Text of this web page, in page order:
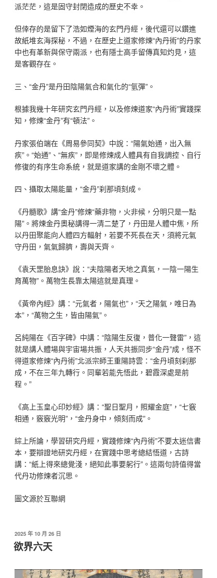
派茫茫，這是固守封閉造成的歷史不幸。
但倖存的是留下了浩如煙海的玄門丹經，後代還可以鑽進
故紙堆玄海探秘，不過，在歷史上道家修煉“內丹術”的丹家
中也有革新與保守兩派，也有隱士高手留傳真知灼見，這
是客觀存在。
三、“金丹”是丹田陰陽氣合和氣化的“氫彈”。
根據我幾十年研究玄門丹經，以及修煉道家“內丹術”實踐探
知，修煉“金丹”有“頓法”。
丹家張伯端在《周易參同契》中說：“陽氣始通，出入無
疾”。“始通”、“無疾”，即是修煉成人體具有自我調控、自行
修復的有序生命系統，就是道家講的金剛不壞之體。
四、攝取太陽能量，“金丹”刹那頃刻成。
《丹髓歌》講“金丹”修煉“藥非物，火非候，分明只是一點
陽”。將煉金丹奧秘講得一清二楚了，丹田是人體中焦，所
以丹田聚能向人體四方輻射，若要不死長在天，須將元氣
守丹田，氣氣歸臍，壽與天齊。
《袁天罡胎息訣》說：“夫陰陽者天地之真氣，一陰一陽生
育萬物”。萬物生長靠太陽這就是真理。
《黃帝內經》講：“元氣者，陽氣也”，“天之陽氣，唯日為
本”，“萬物之生，皆由陽氣”。
呂純陽在《百字碑》中講：“陰陽生反復，普化一聲雷”，這
就是講人體場與宇宙場共振，人天共振同步“金丹”成，怪不
得道家修煉“內丹術”北派宗師王重陽詩雲：“金丹頃刻刹那
成，不在三年九轉行。同輩若能先悟此，碧霞深處是前
程。”
《高上玉皇心印妙經》講：“聖日聖月，照耀金庭”，“七竅
相通，竅竅光明”，“金丹身中，傾刻而成”。
綜上所論，學習研究丹經，實踐修煉“內丹術”不要太迷信書
本，要辯證地研究丹經，在實踐中思考總結悟道，古詩
講：“紙上得來總覺淺，絕知此事要躬行”。這兩句詩值得當
代丹功修煉者沉思。
圖文源於互聯網
發
佈
於
2025 年 10 月 26 日
欲界六天